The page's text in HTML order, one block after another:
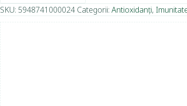
SKU: 5948741000024 Categorii: Antioxidanți,